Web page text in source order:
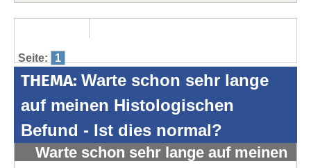
Seite: 1
THEMA: Warte schon sehr lange
auf meinen Histologischen
Befund - Ist dies normal?
Warte schon sehr lange auf meinen